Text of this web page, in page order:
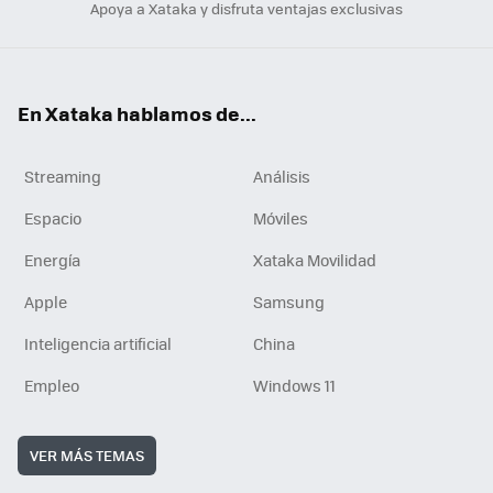
Apoya a Xataka y disfruta ventajas exclusivas
En Xataka hablamos de...
Streaming
Análisis
Espacio
Móviles
Energía
Xataka Movilidad
Apple
Samsung
Inteligencia artificial
China
Empleo
Windows 11
VER MÁS TEMAS